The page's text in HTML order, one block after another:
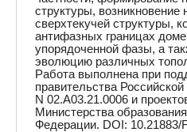
структуры, возникновение
сверхтекучей структуры,
антифазных границах
упорядоченной фазы, а
эволюцию различных
Работа выполнена при
правительства
N 02.A03.21.0006 и
Министерства
Федерации. DOI: 10.21883/